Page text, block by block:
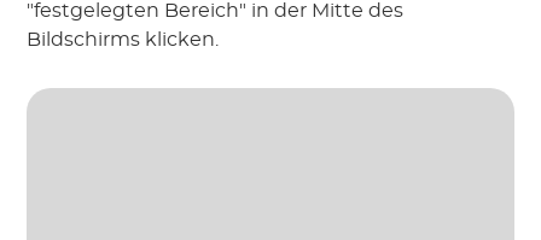
"festgelegten Bereich" in der Mitte des
Bildschirms klicken.